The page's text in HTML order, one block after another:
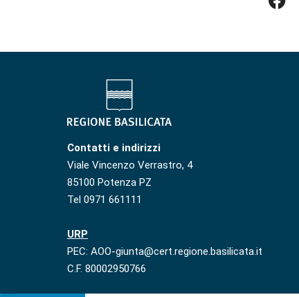
Contatti e indirizzi
Viale Vincenzo Verrastro, 4
85100 Potenza PZ
Tel 0971 661111
URP
PEC: AOO-giunta@cert.regione.basilicata.it
C.F. 80002950766